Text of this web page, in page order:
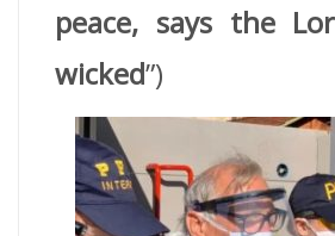
peace, says the
wicked”)